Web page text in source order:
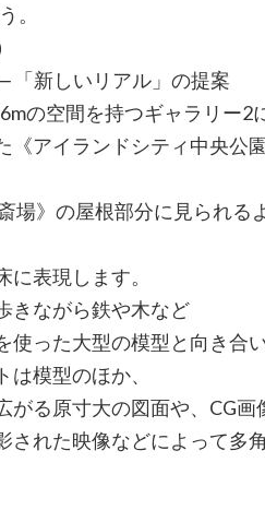
。
「新しいリアル」の提案
の空間を持つギャラリー2
《アイランドシティ中央公
場》の屋根部分に見られる
表現します。
きながら鉄や木など
った大型の模型と向き合い
模型のほか、
る原寸大の図面や、CG画
れた映像などによって多